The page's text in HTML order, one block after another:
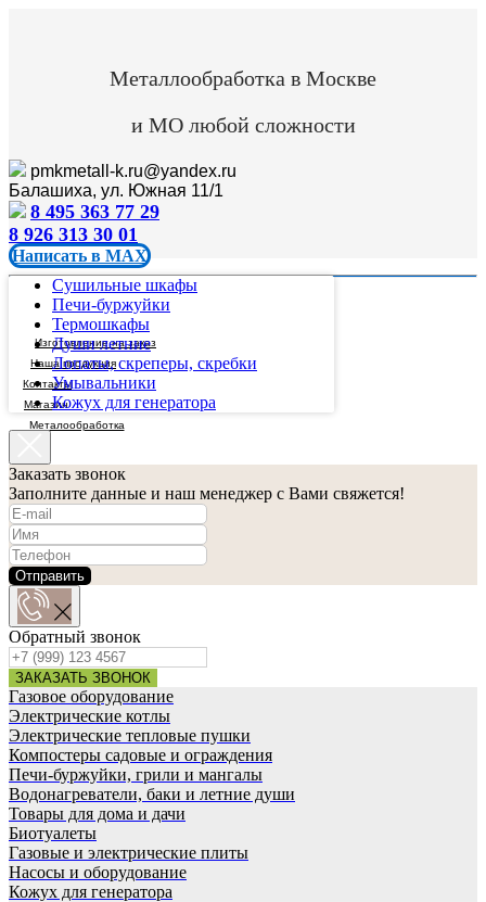
Металлообработка в Москве
и МО любой сложности
pmkmetall-k.ru@yandex.ru
Балашиха, ул. Южная 11/1
8 495 363 77 29
8 926 313 30 01
Написать в MAX
Изготовление на заказ
Наша продукция
Контакты
Магазин
Металообработка
Сушильные шкафы
Печи-буржуйки
Термошкафы
Души летние
Лопаты, скреперы, скребки
Умывальники
Кожух для генератора
Заказать звонок
Заполните данные и наш менеджер с Вами свяжется!
Отправить
Обратный звонок
ЗАКАЗАТЬ ЗВОНОК
Газовое оборудование
Электрические котлы
Электрические тепловые пушки
Компостеры садовые и ограждения
Печи-буржуйки, грили и мангалы
Водонагреватели, баки и летние души
Товары для дома и дачи
Биотуалеты
Газовые и электрические плиты
Насосы и оборудование
Кожух для генератора